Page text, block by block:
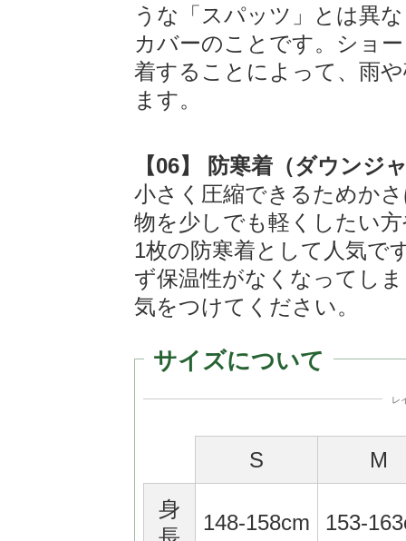
うな「スパッツ」とは異
カバーのことです。ショ
着することによって、雨
ます。
【06】 防寒着（ダウンジ
小さく圧縮できるためか
物を少しでも軽くしたい
1枚の防寒着として人気で
ず保温性がなくなってし
気をつけてください。
サイズについて
レ
S
M
身
148-158cm 153-